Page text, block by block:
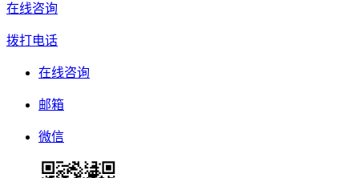
在线咨询
拨打电话
在线咨询
邮箱
微信